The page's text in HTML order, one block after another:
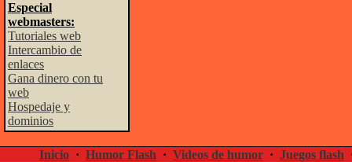
Especial
webmasters:
Tutoriales web
Intercambio de
enlaces
Gana dinero con tu
web
Hospedaje y
dominios
Inicio · Humor Flash · Videos de humor · Juegos flash